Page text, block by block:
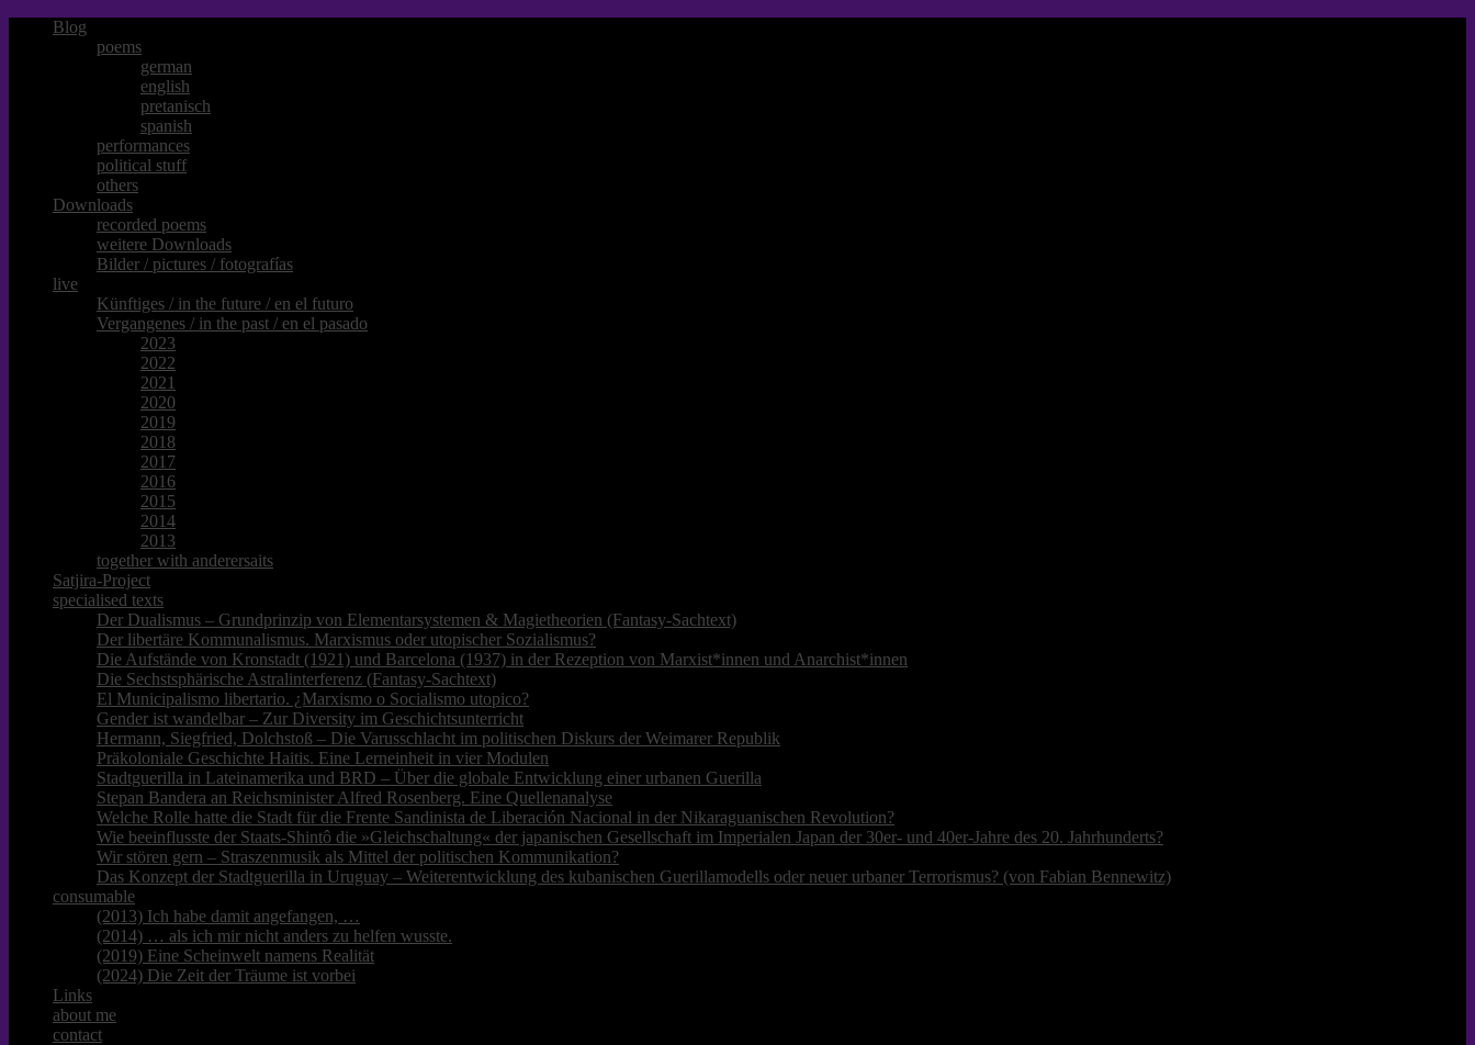
Blog
poems
german
english
pretanisch
spanish
performances
political stuff
others
Downloads
recorded poems
weitere Downloads
Bilder / pictures / fotografías
live
Künftiges / in the future / en el futuro
Vergangenes / in the past / en el pasado
2023
2022
2021
2020
2019
2018
2017
2016
2015
2014
2013
together with anderersaits
Satjira-Project
specialised texts
Der Dualismus – Grundprinzip von Elementarsystemen & Magietheorien (Fantasy-Sachtext)
Der libertäre Kommunalismus. Marxismus oder utopischer Sozialismus?
Die Aufstände von Kronstadt (1921) und Barcelona (1937) in der Rezeption von Marxist*innen und Anarchist*innen
Die Sechstsphärische Astralinterferenz (Fantasy-Sachtext)
El Municipalismo libertario. ¿Marxismo o Socialismo utopico?
Gender ist wandelbar – Zur Diversity im Geschichtsunterricht
Hermann, Siegfried, Dolchstoß – Die Varusschlacht im politischen Diskurs der Weimarer Republik
Präkoloniale Geschichte Haitis. Eine Lerneinheit in vier Modulen
Stadtguerilla in Lateinamerika und BRD – Über die globale Entwicklung einer urbanen Guerilla
Stepan Bandera an Reichsminister Alfred Rosenberg. Eine Quellenanalyse
Welche Rolle hatte die Stadt für die Frente Sandinista de Liberación Nacional in der Nikaraguanischen Revolution?
Wie beeinflusste der Staats-Shintô die »Gleichschaltung« der japanischen Gesellschaft im Imperialen Japan der 30er- und 40er-Jahre des 20. Jahrhunderts?
Wir stören gern – Straszenmusik als Mittel der politischen Kommunikation?
Das Konzept der Stadtguerilla in Uruguay – Weiterentwicklung des kubanischen Guerillamodells oder neuer urbaner Terrorismus? (von Fabian Bennewitz)
consumable
(2013) Ich habe damit angefangen, …
(2014) … als ich mir nicht anders zu helfen wusste.
(2019) Eine Scheinwelt namens Realität
(2024) Die Zeit der Träume ist vorbei
Links
about me
contact